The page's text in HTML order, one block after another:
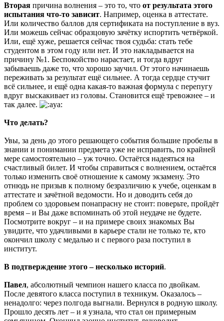
Вторая причина волнения – это то, что от результата этого
испытания что-то зависит. Например, оценка в аттестате.
Или количество баллов для сертификата на поступление в вуз.
Или можешь сейчас образцовую зачётку испортить четвёркой.
Или, ещё хуже, решается сейчас твоя судьба: стать тебе
студентом в этом году или нет. И это накладывается на
причину №1. Беспокойство нарастает, и тогда вдруг
забываешь даже то, что хорошо заучил. От этого начинаешь
переживать за результат ещё сильнее. А тогда сердце стучит
всё сильнее, и ещё одна какая-то важная формула с перепугу
вдруг выскакивает из головы. Становится ещё тревожнее – и
так далее.
Что делать?
Увы, за день до этого решающего события большие пробелы в
знании и понимании предмета уже не исправить, по крайней
мере самостоятельно – уж точно. Остаётся надеяться на
счастливый билет. И чтобы справиться с волнением, остаётся
только изменить своё отношение к самому экзамену. Это
отнюдь не призыв к полному безразличию к учебе, оценкам в
аттестате и зачётной ведомости. Но и доводить себя до
проблем со здоровьем понапрасну не стоит: поверьте, пройдёт
время – и Вы даже вспоминать об этой неудаче не будете.
Посмотрите вокруг – и на примере своих знакомых Вы
увидите, что удачливыми в карьере стали не только те, кто
окончил школу с медалью и с первого раза поступил в
институт.
В подтверждение этого – несколько историй.
Павел, абсолютный чемпион нашего класса по двойкам.
После девятого класса поступил в техникум. Оказалось –
ненадолго: через полгода выгнали. Вернулся в родную школу.
Прошло десять лет – и я узнала, что стал он примерным